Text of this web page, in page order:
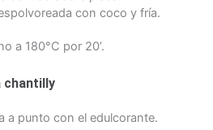
con coco y fría.
a 180°C por 20’.
chantilly
a punto con el edulcorante.